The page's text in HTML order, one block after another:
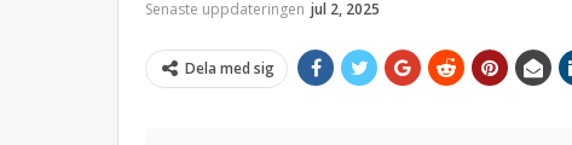
Senaste uppdateringen jul 2, 2025
Dela med sig